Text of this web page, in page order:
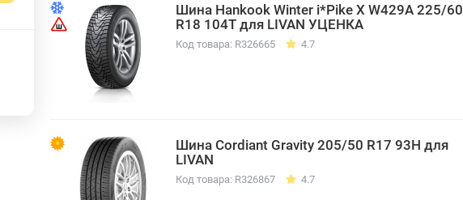
Шина Hankook Winter i*Pike X W429A 225/60
R18 104T для LIVAN УЦЕНКА
Код товара: R326665 4.7
Шина Cordiant Gravity 205/50 R17 93H для
LIVAN
Код товара: R326867 4.7